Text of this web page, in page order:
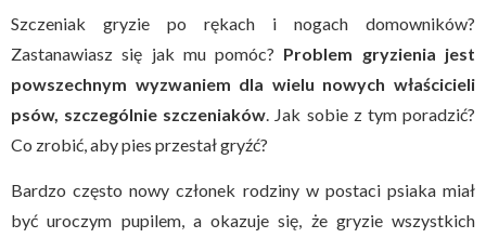
Szczeniak gryzie po rękach i nogach domowników?
Zastanawiasz się jak mu pomóc? Problem gryzienia jest
powszechnym wyzwaniem dla wielu nowych właścicieli
psów, szczególnie szczeniaków . Jak sobie z tym poradzić?
Co zrobić, aby pies przestał gryźć?
Bardzo często nowy członek rodziny w postaci psiaka miał
być uroczym pupilem, a okazuje się, że gryzie wszystkich